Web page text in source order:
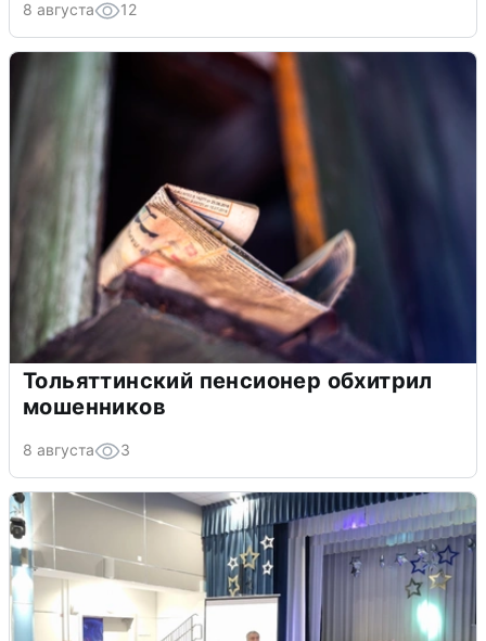
8 августа 12
Тольяттинский пенсионер обхитрил
мошенников
8 августа 3